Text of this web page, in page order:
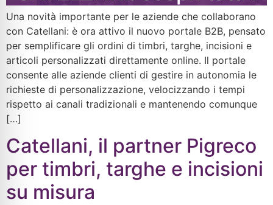
Una novità importante per le aziende che collaborano
con Catellani: è ora attivo il nuovo portale B2B, pensato
per semplificare gli ordini di timbri, targhe, incisioni e
articoli personalizzati direttamente online. Il portale
consente alle aziende clienti di gestire in autonomia le
richieste di personalizzazione, velocizzando i tempi
rispetto ai canali tradizionali e mantenendo comunque
[…]
Catellani, il partner Pigreco
per timbri, targhe e incisioni
su misura